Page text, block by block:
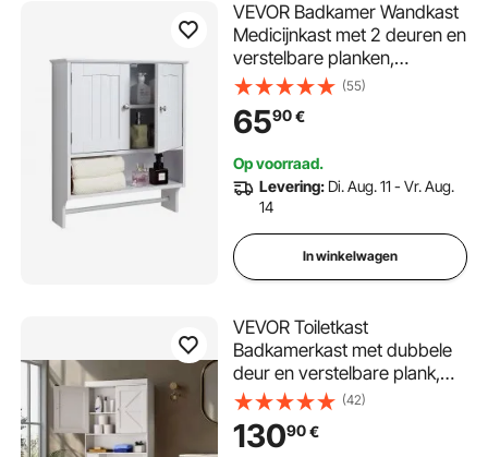
VEVOR Badkamer Wandkast
Medicijnkast met 2 deuren en
verstelbare planken,
Opbergkast Hangkast met
open scheidingswand en
handdoekenrek voor toilet
(55)
6590€
Op voorraad.
Levering: Di. Aug. 11 - Vr. Aug.
14
In winkelwagen
VEVOR Toiletkast
Badkamerkast met dubbele
deur en verstelbare plank,
ruimtebesparende
badkamerkast met 3 niveaus
boven het toilet met open
(42)
13090€